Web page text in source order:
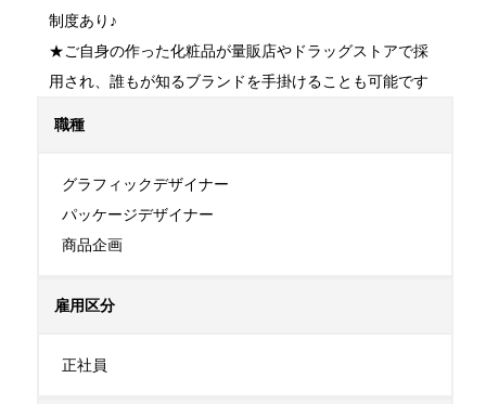
制度あり♪
★ご自身の作った化粧品が量販店やドラッグストアで採
用され、誰もが知るブランドを手掛けることも可能です
職種
グラフィックデザイナー
パッケージデザイナー
商品企画
雇用区分
正社員